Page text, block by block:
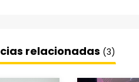
relacionadas (3)